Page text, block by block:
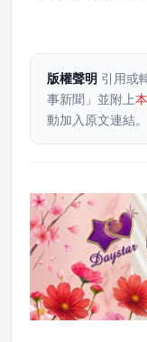
版權聲明 引用或
事新聞」並附上
動加入原文連結。